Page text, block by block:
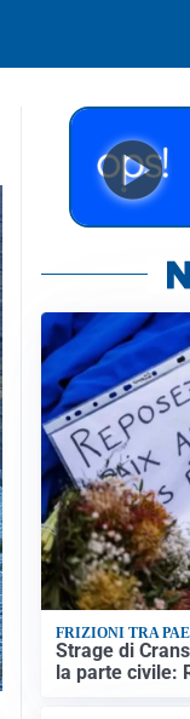
FRIZIONI TRA
Strage di
la parte civile: